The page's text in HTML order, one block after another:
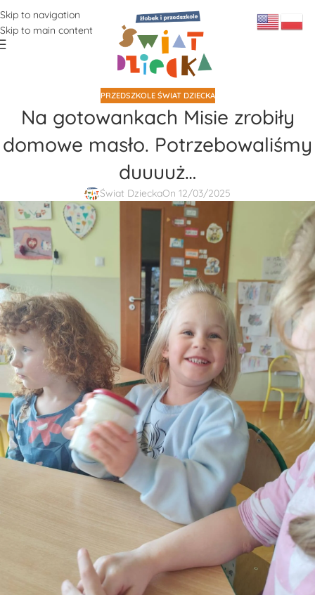
Skip to navigation
Skip to main content
PRZEDSZKOLE ŚWIAT DZIECKA
Na gotowankach Misie zrobiły
domowe masło. Potrzebowaliśmy
duuuuż…
Świat DzieckaOn 12/03/2025